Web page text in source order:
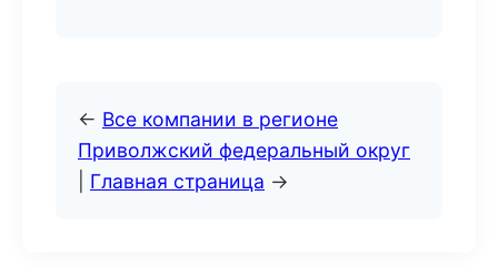
← Все компании в регионе
Приволжский федеральный округ
Главная страница →